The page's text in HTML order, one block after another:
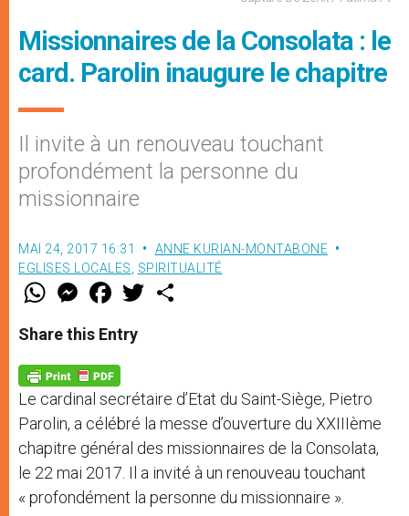
Missionnaires de la Consolata : le
card. Parolin inaugure le chapitre
Il invite à un renouveau touchant
profondément la personne du
missionnaire
MAI 24, 2017 16:31
ANNE KURIAN-MONTABONE
EGLISES LOCALES, SPIRITUALITÉ
W
t
s
p
p
M
e
s
e
g
e
r
F
a
e
b
o
k
w
Share this Entry
Le cardinal secrétaire d’Etat du Saint-Siège, Pietro
Parolin, a célébré la messe d’ouverture du XXIIIème
chapitre général des missionnaires de la Consolata,
le 22 mai 2017. Il a invité à un renouveau touchant
« profondément la personne du missionnaire ».